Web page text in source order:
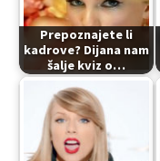
Prepoznajete li
kadrove? Dijana nam
šalje kviz o…